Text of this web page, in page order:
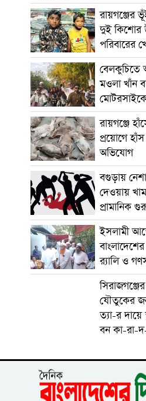
রায়গঞ্জের
দুই কিশোর
পরিবারের
বেলকুচিতে
মওলা খাঁন
রায়গঞ্জে
প্রয়োগে
অভিযোগ
বগুড়ায়
দেওয়ায়
প্রামানিক
ইসলামী
র‍্যালি ও
যৌতুকের
ত্যা-র দায়ে
বন কা-রা-